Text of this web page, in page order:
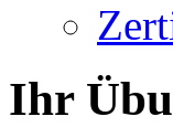
Ihr